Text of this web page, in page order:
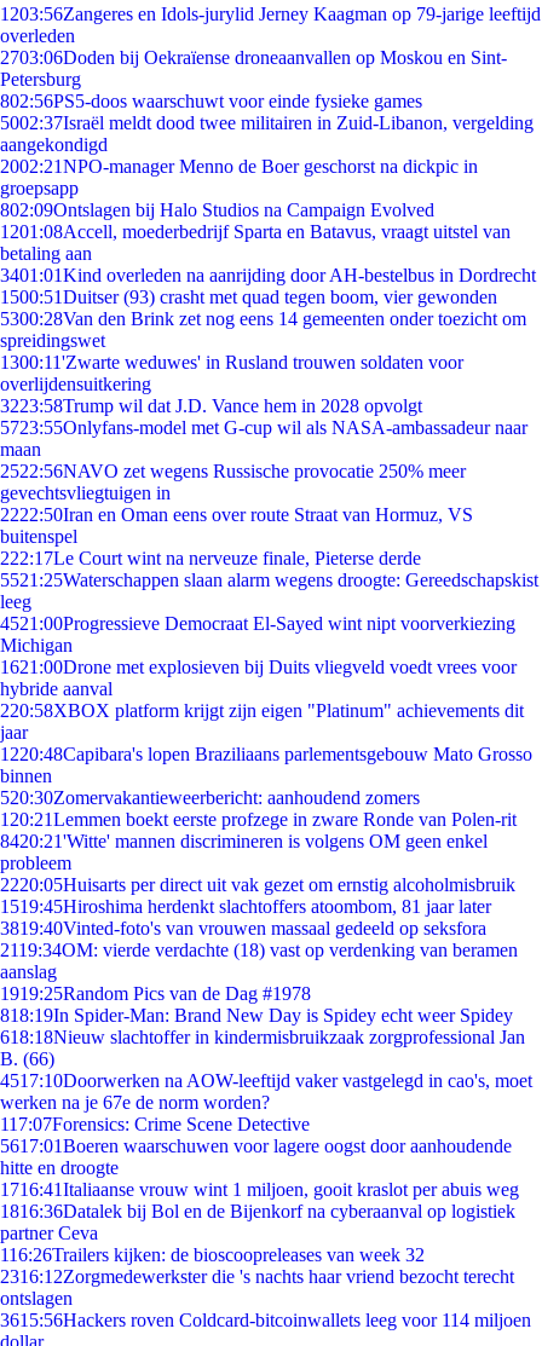
1203:56Zangeres en Idols-jurylid Jerney Kaagman op 79-jarige leeftijd
overleden
2703:06Doden bij Oekraïense droneaanvallen op Moskou en Sint-
Petersburg
802:56PS5-doos waarschuwt voor einde fysieke games
5002:37Israël meldt dood twee militairen in Zuid-Libanon, vergelding
aangekondigd
2002:21NPO-manager Menno de Boer geschorst na dickpic in
groepsapp
802:09Ontslagen bij Halo Studios na Campaign Evolved
1201:08Accell, moederbedrijf Sparta en Batavus, vraagt uitstel van
betaling aan
3401:01Kind overleden na aanrijding door AH-bestelbus in Dordrecht
1500:51Duitser (93) crasht met quad tegen boom, vier gewonden
5300:28Van den Brink zet nog eens 14 gemeenten onder toezicht om
spreidingswet
1300:11'Zwarte weduwes' in Rusland trouwen soldaten voor
overlijdensuitkering
3223:58Trump wil dat J.D. Vance hem in 2028 opvolgt
5723:55Onlyfans-model met G-cup wil als NASA-ambassadeur naar
maan
2522:56NAVO zet wegens Russische provocatie 250% meer
gevechtsvliegtuigen in
2222:50Iran en Oman eens over route Straat van Hormuz, VS
buitenspel
222:17Le Court wint na nerveuze finale, Pieterse derde
5521:25Waterschappen slaan alarm wegens droogte: Gereedschapskist
leeg
4521:00Progressieve Democraat El-Sayed wint nipt voorverkiezing
Michigan
1621:00Drone met explosieven bij Duits vliegveld voedt vrees voor
hybride aanval
220:58XBOX platform krijgt zijn eigen "Platinum" achievements dit
jaar
1220:48Capibara's lopen Braziliaans parlementsgebouw Mato Grosso
binnen
520:30Zomervakantieweerbericht: aanhoudend zomers
1 20:21Lemmen boekt eerste profzege in zware Ronde van Polen-rit
8420:21'Witte' mannen discrimineren is volgens OM geen enkel
probleem
2220:05Huisarts per direct uit vak gezet om ernstig alcoholmisbruik
1519:45Hiroshima herdenkt slachtoffers atoombom, 81 jaar later
3819:40Vinted-foto's van vrouwen massaal gedeeld op seksfora
2119:34OM: vierde verdachte (18) vast op verdenking van beramen
aanslag
1919:25Random Pics van de Dag #1978
818:19In Spider-Man: Brand New Day is Spidey echt weer Spidey
618:18Nieuw slachtoffer in kindermisbruikzaak zorgprofessional Jan
B. (66)
4517:10Doorwerken na AOW-leeftijd vaker vastgelegd in cao's, moet
werken na je 67e de norm worden?
117:07Forensics: Crime Scene Detective
5617:01Boeren waarschuwen voor lagere oogst door aanhoudende
hitte en droogte
1716:41Italiaanse vrouw wint 1 miljoen, gooit kraslot per abuis weg
1816:36Datalek bij Bol en de Bijenkorf na cyberaanval op logistiek
partner Ceva
116:26Trailers kijken: de bioscoopreleases van week 32
2316:12Zorgmedewerkster die 's nachts haar vriend bezocht terecht
ontslagen
3615:56Hackers roven Coldcard-bitcoinwallets leeg voor 114 miljoen
dollar